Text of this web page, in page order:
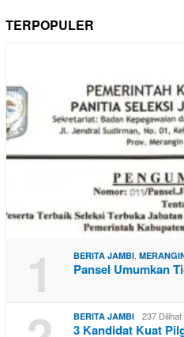
TERPOPULER
1 BERITA JAMBI,
Pansel Umumkan
BERITA JAMBI 237 Dilihat
3 Kandidat Kuat